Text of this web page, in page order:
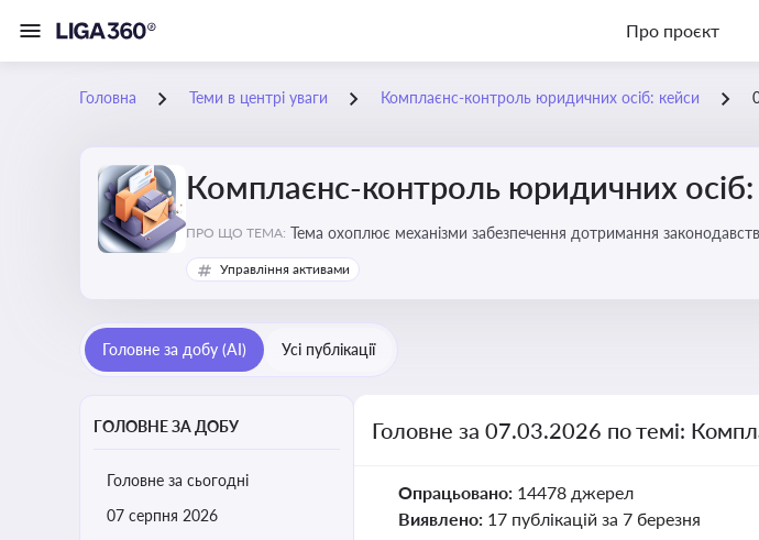
Про проєкт
Головна Теми в центрі уваги Комплаєнс-контроль юридичних осіб: кейси
Комплаєнс-контроль юридичних осіб:
ПРО ЩО ТЕМА: Тема охоплює механізми забезпечення дотримання
діяльності
Управління активами
Головне за добу (AI) Усі публікації
ГОЛОВНЕ ЗА ДОБУ
Головне за сьогодні
07 серпня 2026
Головне за 07.03.2026 по темі:
Опрацьовано: 14478 джерел
Виявлено: 17 публікацій за 7 березня